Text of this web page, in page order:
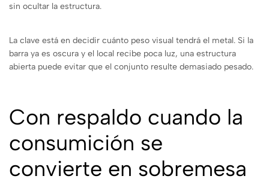
sin ocultar la estructura.
La clave está en decidir cuánto peso visual tendrá el metal. Si la
barra ya es oscura y el local recibe poca luz, una estructura
abierta puede evitar que el conjunto resulte demasiado pesado.
Con respaldo cuando la
consumición se
convierte en sobremesa